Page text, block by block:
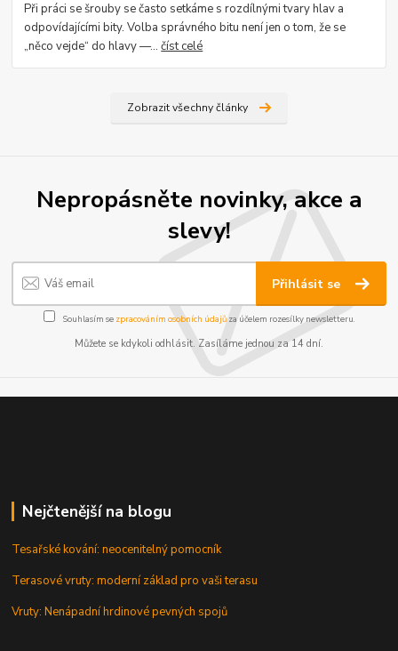
Při práci se šrouby se často setkáme s rozdílnými tvary hlav a
odpovídajícími bity. Volba správného bitu není jen o tom, že se
„něco vejde“ do hlavy —...číst celé
Zobrazit všechny články
Nepropásněte novinky, akce a
slevy!
Přihlásit se
Souhlasím se zpracováním osobních údajůza účelem rozesílky newsletteru.
Můžete se kdykoli odhlásit. Zasíláme jednou za 14 dní.
Nejčtenější na blogu
Tesařské kování: neocenitelný pomocník
Terasové vruty: moderní základ pro vaši terasu
Vruty: Nenápadní hrdinové pevných spojů